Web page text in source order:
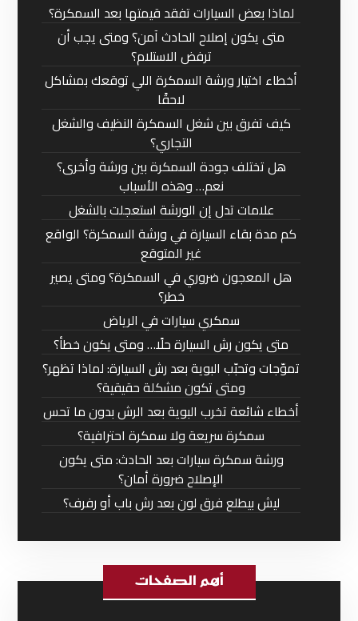
لماذا بعض السيارات تفقد قيمتها بعد السمكرة؟
متى يكون إصلاح الحادث آمن؟ ومتى يجب أن
ترفض الاستلام؟
أخطاء اختيار ورشة السمكرة اللي توقعك بمشاكل
لاحقًا
كيف تفرق بين شغل السمكرة النظيف والشغل
التجاري؟
هل تختلف جودة السمكرة بين ورشة وأخرى؟
نعم… وهذه الأسباب
علامات تدل إن الورشة استعجلت بالشغل
كم مدة بقاء السيارة في ورشة السمكرة؟ الواقع
غير المتوقع
هل المعجون ضروري في السمكرة؟ ومتى يصير
خطر؟
سمكري سيارات في الرياض
متى يكون رش السيارة حلًا… ومتى يكون خطأ؟
تموّجات وتحبّب البوية بعد رش السيارة: لماذا تظهر؟
ومتى تكون مشكلة حقيقية؟
أخطاء شائعة تخرب البوية بعد الرش بدون ما تحس
سمكرة سريعة ولا سمكرة احترافية؟
ورشة سمكرة سيارات بعد الحادث: متى يكون
الإصلاح ضرورة أمان؟
ليش بيطلع فرق لون بعد رش باب أو رفرف؟
أهم الصفحات